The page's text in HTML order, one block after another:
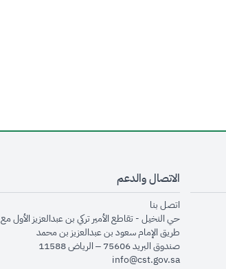
الاتصال والدعم
اتصل بنا
حي النخيل - تقاطع الأمير تركي بن عبدالعزيز الأول مع
طريق الإمام سعود بن عبدالعزيز بن محمد
صندوق البريد 75606 – الرياض 11588
info@cst.gov.sa